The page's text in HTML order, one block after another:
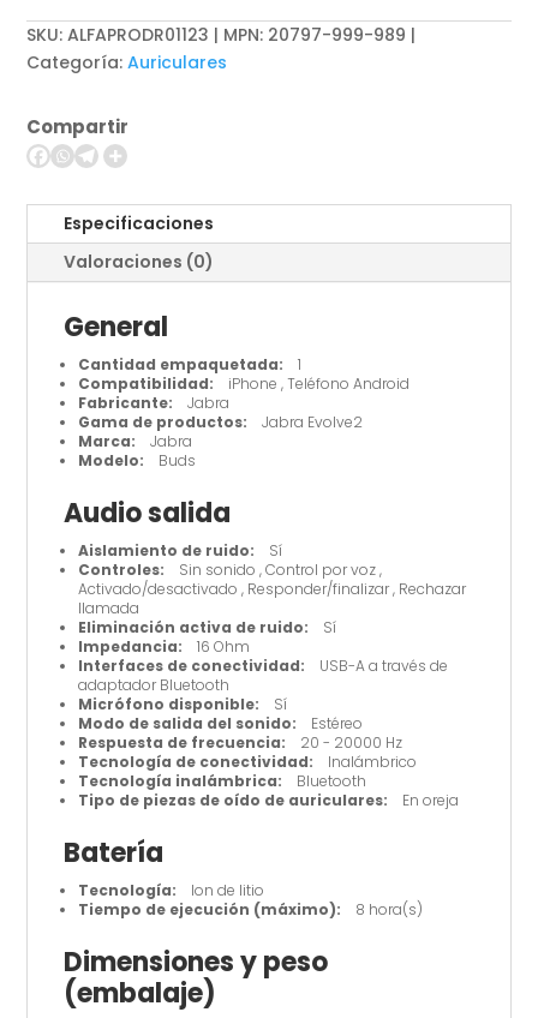
MS
-
Auriculares
con
micro
en
oreja
cantidad
SKU:ALFAPRODR01123 | MPN: 20797-999-989
Categoría:Auriculares
Compartir
Especificaciones
Valoraciones (0)
General
Cantidad empaquetada: 1
Compatibilidad: iPhone , Teléfono Android
Fabricante: Jabra
Gama de productos: Jabra Evolve2
Marca: Jabra
Modelo: Buds
Audio salida
Aislamiento de ruido: Sí
Controles: Sin sonido , Control por voz ,
Activado/desactivado , Responder/finalizar , Rechazar
llamada
Eliminación activa de ruido: Sí
Impedancia: 16 Ohm
Interfaces de conectividad: USB-A a través de
adaptador Bluetooth
Micrófono disponible: Sí
Modo de salida del sonido: Estéreo
Respuesta de frecuencia: 20 - 20000 Hz
Tecnología de conectividad: Inalámbrico
Tecnología inalámbrica: Bluetooth
Tipo de piezas de oído de auriculares: En oreja
Batería
Tecnología: Ion de litio
Tiempo de ejecución (máximo): 8 hora(s)
Dimensiones y peso
(embalaje)